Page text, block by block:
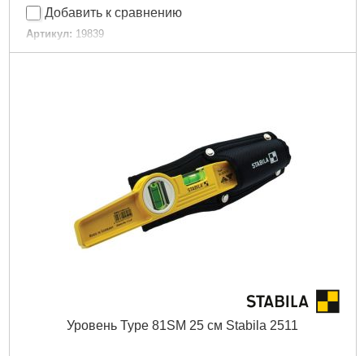
Добавить к сравнению
Артикул: 19839
Код товара: 30.69.85
Уровень Type 81ЅМ 25 см Stabila 2511